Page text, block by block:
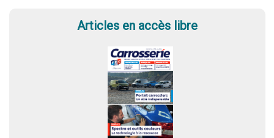
Articles en accès libre